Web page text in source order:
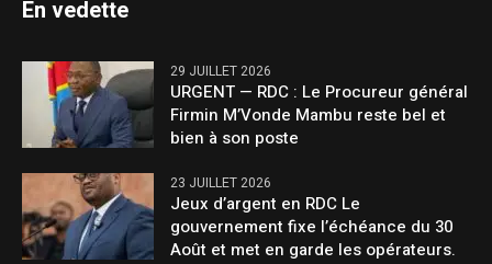
En vedette
29 JUILLET 2026
URGENT — RDC : Le Procureur général
Firmin M’Vonde Mambu reste bel et
bien à son poste
23 JUILLET 2026
Jeux d’argent en RDC Le
gouvernement fixe l’échéance du 30
Août et met en garde les opérateurs.